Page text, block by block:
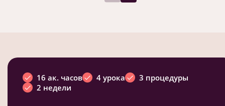
16 ак. часов 4 урока
3 процедуры
2 недели